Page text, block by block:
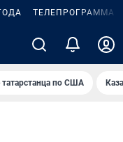
ТЕЛЕПРОГРАММА
татарстанца по США